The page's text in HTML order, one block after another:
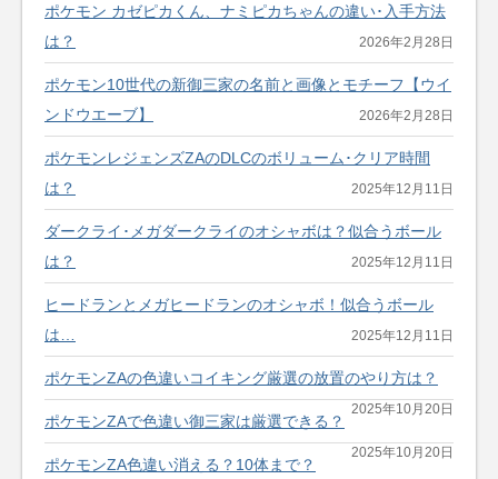
ポケモン カゼピカくん、ナミピカちゃんの違い･入手方法
は？
2026年2月28日
ポケモン10世代の新御三家の名前と画像とモチーフ【ウイ
ンドウエーブ】
2026年2月28日
ポケモンレジェンズZAのDLCのボリューム･クリア時間
は？
2025年12月11日
ダークライ･メガダークライのオシャボは？似合うボール
は？
2025年12月11日
ヒードランとメガヒードランのオシャボ！似合うボール
は…
2025年12月11日
ポケモンZAの色違いコイキング厳選の放置のやり方は？
2025年10月20日
ポケモンZAで色違い御三家は厳選できる？
2025年10月20日
ポケモンZA色違い消える？10体まで？